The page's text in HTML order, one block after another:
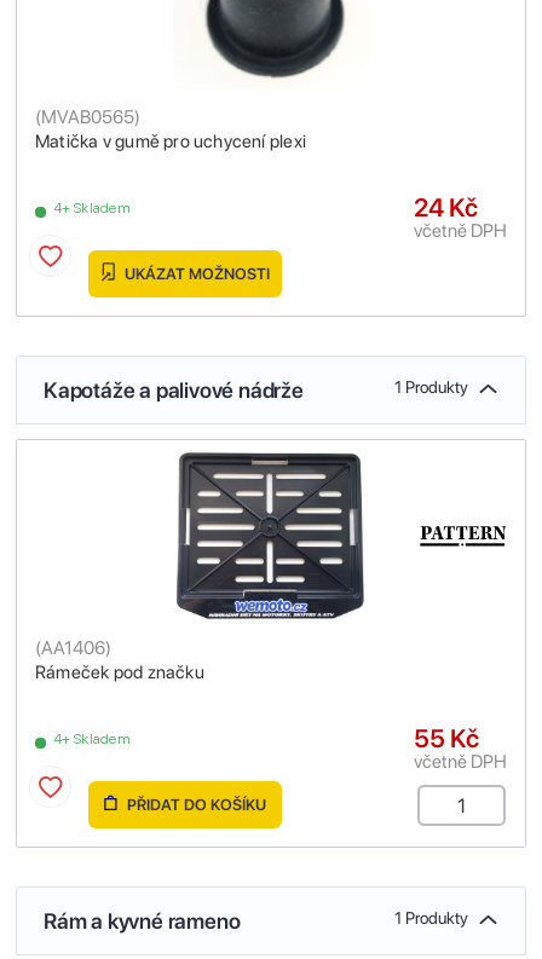
Matička v gumě pro uchycení plexi
(MVAB0565)
4+ Skladem 24 Kč
včetně DPH
UKÁZAT MOŽNOSTI
Kapotáže a palivové nádrže 1 Produkty
Rámeček pod značku
(AA1406)
4+ Skladem 55 Kč
včetně DPH
PŘIDAT DO KOŠÍKU
Rám a kyvné rameno 1 Produkty